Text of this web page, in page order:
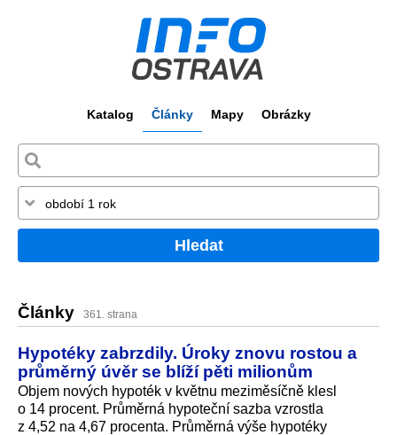
Katalog Články Mapy Obrázky
Hledat
Články 361. strana
Hypotéky zabrzdily. Úroky znovu rostou a
průměrný úvěr se blíží pěti milionům
Objem nových hypoték v květnu meziměsíčně klesl
o 14 procent. Průměrná hypoteční sazba vzrostla
z 4,52 na 4,67 procenta. Průměrná výše hypotéky